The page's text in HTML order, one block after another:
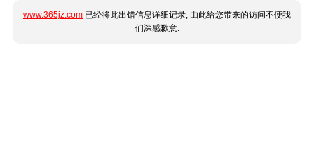
www.365jz.com 已经将此出错信息详细记录, 由此给您带来的访问不便我
们深感歉意.